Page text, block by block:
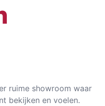
ruime showroom waar
bekijken en voelen.